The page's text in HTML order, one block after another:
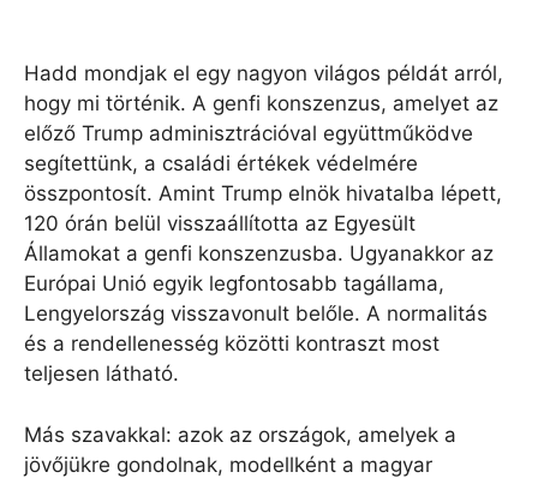
Hadd mondjak el egy nagyon világos példát arról,
hogy mi történik. A genfi ​​konszenzus, amelyet az
előző Trump adminisztrációval együttműködve
segítettünk, a családi értékek védelmére
összpontosít. Amint Trump elnök hivatalba lépett,
120 órán belül visszaállította az Egyesült
Államokat a genfi ​​konszenzusba. Ugyanakkor az
Európai Unió egyik legfontosabb tagállama,
Lengyelország visszavonult belőle. A normalitás
és a rendellenesség közötti kontraszt most
teljesen látható.
Más szavakkal: azok az országok, amelyek a
jövőjükre gondolnak, modellként a magyar